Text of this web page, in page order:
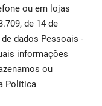
ou em lojas
de 14 de
dados Pessoais -
informações
ou
Política